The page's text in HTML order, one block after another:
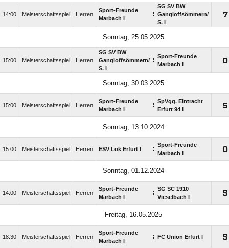
14:00 Meisterschaftsspiel Herren
Sport-Freunde
Marbach I
:
SG SV BW
Gangloffsömmern/​
S. I

Sonntag, 25.05.2025
15:00 Meisterschaftsspiel Herren
SG SV BW
Gangloffsömmern/​
S. I
: Sport-Freunde
Marbach I

Sonntag, 30.03.2025
15:00 Meisterschaftsspiel Herren
Sport-Freunde
Marbach I
: SpVgg. Eintracht
Erfurt 94 I

Sonntag, 13.10.2024
15:00 Meisterschaftsspiel Herren ESV Lok Erfurt I : Sport-Freunde
Marbach I

Sonntag, 01.12.2024
14:00 Meisterschaftsspiel Herren
Sport-Freunde
Marbach I
: SG SC 1910
Vieselbach I

Freitag, 16.05.2025
18:30 Meisterschaftsspiel Herren
Sport-Freunde
Marbach I
: FC Union Erfurt I 